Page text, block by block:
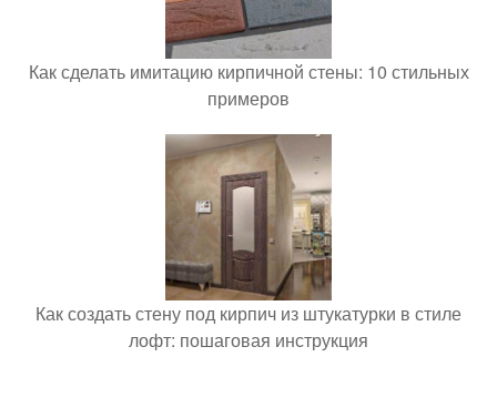
Как сделать имитацию кирпичной стены: 10 стильных
примеров
Как создать стену под кирпич из штукатурки в стиле
лофт: пошаговая инструкция